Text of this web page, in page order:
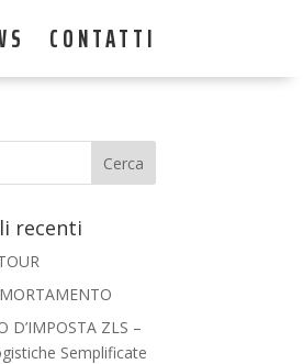
CONTATTI
recenti
D’IMPOSTA ZLS –
Semplificate